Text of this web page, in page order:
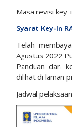
Masa revisi
Syarat Key-In
Telah
Agustus 2022
Panduan dan
dilihat di laman
Jadwal